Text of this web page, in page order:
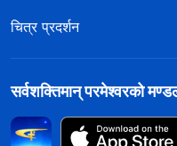
चित्र प्रदर्शन
सर्वशक्तिमान्‌ परमेश्‍वरको